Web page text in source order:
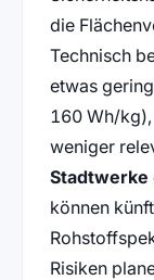
die
Technisch
etwas
160 Wh/
weniger
Stadtwerke
können
Risiken